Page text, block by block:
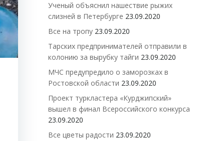
Ученый объяснил нашествие рыжих
слизней в Петербурге 23.09.2020
Все на тропу 23.09.2020
Тарских предпринимателей отправили в
колонию за вырубку тайги 23.09.2020
МЧС предупредило о заморозках в
Ростовской области 23.09.2020
Проект туркластера «Курджипский»
вышел в финал Всероссийского конкурса
23.09.2020
Все цветы радости 23.09.2020